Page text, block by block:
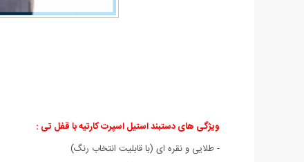
ویژگی های دستبند استیل اسپرت کارتیه با قفل تی :
- طلایی و نقره ای (با قابلیت انتخاب رنگ)